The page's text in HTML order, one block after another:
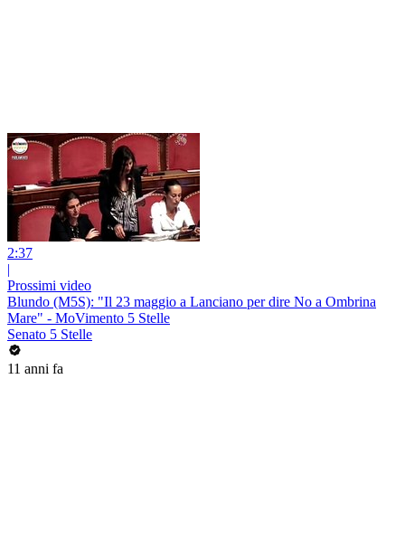
2:37
|
Prossimi video
Blundo (M5S): "Il 23 maggio a Lanciano per dire No a Ombrina
Mare" - MoVimento 5 Stelle
Senato 5 Stelle
11 anni fa